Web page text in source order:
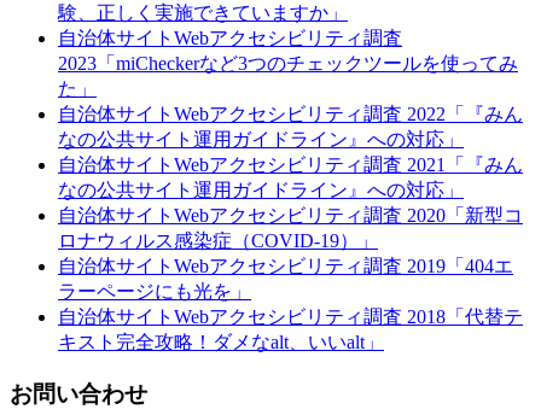
験、正しく実施できていますか」
自治体サイトWebアクセシビリティ調査
2023「miCheckerなど3つのチェックツールを使ってみ
た」
自治体サイトWebアクセシビリティ調査 2022「『みん
なの公共サイト運用ガイドライン』への対応」
自治体サイトWebアクセシビリティ調査 2021「『みん
なの公共サイト運用ガイドライン』への対応」
自治体サイトWebアクセシビリティ調査 2020「新型コ
ロナウィルス感染症（COVID-19）」
自治体サイトWebアクセシビリティ調査 2019「404エ
ラーページにも光を」
自治体サイトWebアクセシビリティ調査 2018「代替テ
キスト完全攻略！ダメなalt、いいalt」
お問い合わせ